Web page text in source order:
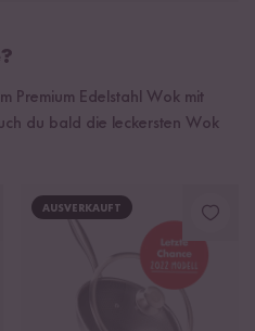
Premium Edelstahl Wok mit
du bald die leckersten Wok
AUSVERKAUFT